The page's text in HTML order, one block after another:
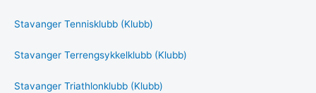
Stavanger Tennisklubb (Klubb)
Stavanger Terrengsykkelklubb (Klubb)
Stavanger Triathlonklubb (Klubb)